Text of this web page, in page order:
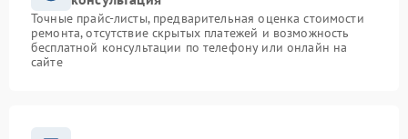
Точные прайс-листы, предварительная оценка стоимости
ремонта, отсутствие скрытых платежей и возможность
бесплатной консультации по телефону или онлайн на
сайте